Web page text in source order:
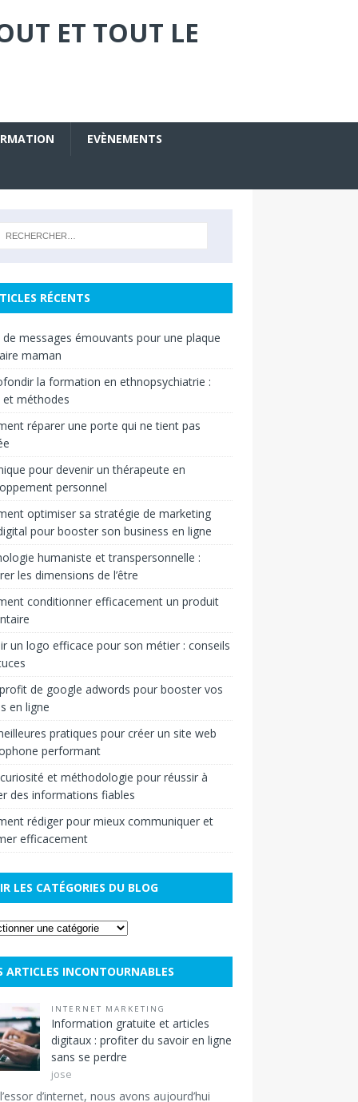
ET TOUT LE
EVÈNEMENTS
RÉCENTS
de messages émouvants pour une plaque
maman
la formation en ethnopsychiatrie :
et méthodes
réparer une porte qui ne tient pas
pour devenir un thérapeute en
personnel
optimiser sa stratégie de marketing
pour booster son business en ligne
humaniste et transpersonnelle :
les dimensions de l’être
conditionner efficacement un produit
un logo efficace pour son métier : conseils
de google adwords pour booster vos
en ligne
pratiques pour créer un site web
performant
et méthodologie pour réussir à
des informations fiables
rédiger pour mieux communiquer et
efficacement
LES CATÉGORIES DU BLOG
ARTICLES INCONTOURNABLES
INTERNET MARKETING
Information gratuite et articles
digitaux : profiter du savoir en ligne
sans se perdre
jose
d’internet, nous avons aujourd’hui